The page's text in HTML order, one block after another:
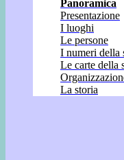
Panoramica
Presentazione
I luoghi
Le persone
I numeri della
Le carte della
La storia